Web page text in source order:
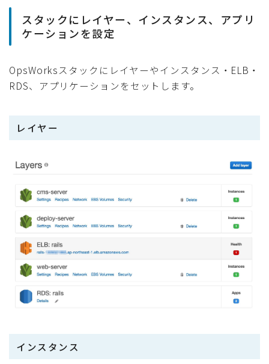
スタックにレイヤー、インスタンス、アプリ
ケーションを設定
OpsWorksスタックにレイヤーやインスタンス・ELB・
RDS、アプリケーションをセットします。
レイヤー
インスタンス